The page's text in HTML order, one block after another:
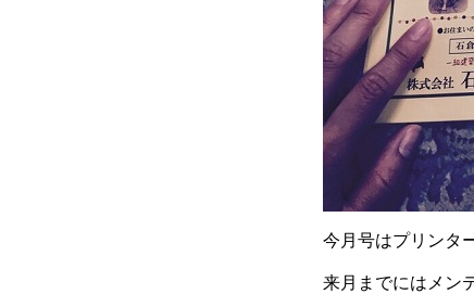
今月号はプリンタ
来月までにはメン